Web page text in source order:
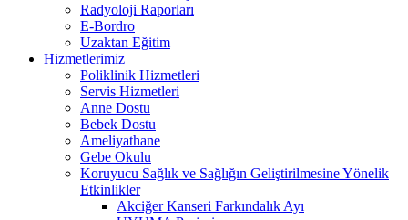
Radyoloji Raporları
E-Bordro
Uzaktan Eğitim
Hizmetlerimiz
Poliklinik Hizmetleri
Servis Hizmetleri
Anne Dostu
Bebek Dostu
Ameliyathane
Gebe Okulu
Koruyucu Sağlık ve Sağlığın Geliştirilmesine Yönelik
Etkinlikler
Akciğer Kanseri Farkındalık Ayı